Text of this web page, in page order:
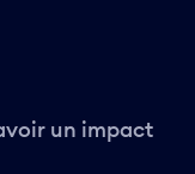
un impact